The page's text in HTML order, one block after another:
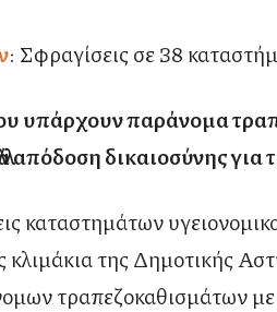
: Σφραγίσεις σε 38
υπάρχουν παράνομα
απόδοση δικαιοσύνης για
καταστημάτων
της Δημοτικής
τραπεζοκαθισμάτων